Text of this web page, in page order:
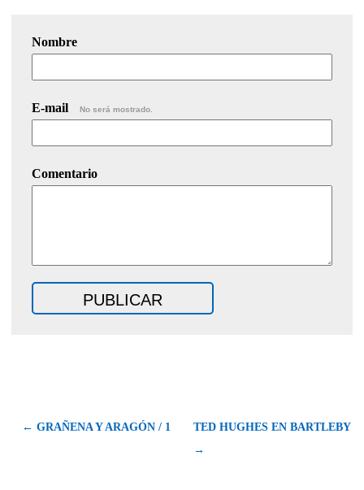
Nombre
E-mail No será mostrado.
Comentario
← GRAÑENA Y ARAGÓN / 1
TED HUGHES EN BARTLEBY
→